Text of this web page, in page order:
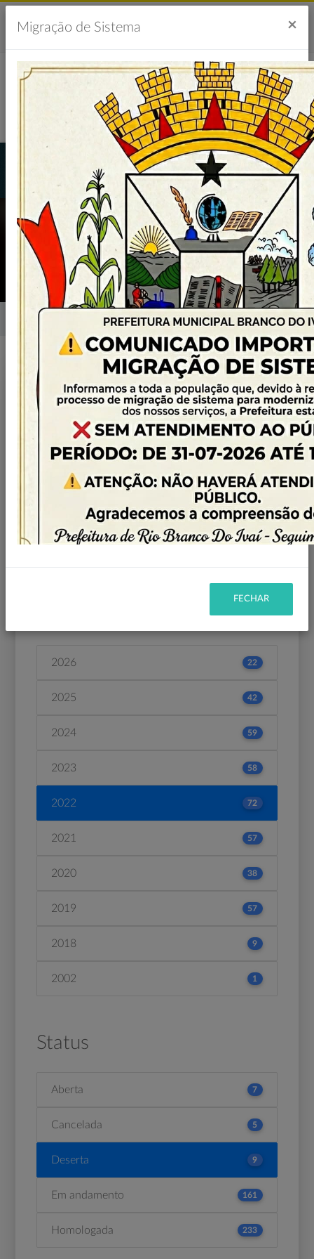
LICITAÇÕES
Licitações
Filtro
MODALIDADE: LEILÃO
2026 22
2025 42
2024 59
2023 58
2022 72
2021 57
2020 38
2019 57
2018 9
2002 1
Status
Aberta 7
Cancelada 5
Deserta 9
Em andamento 161
Homologada 233
Migração de Sistema ×
FECHAR